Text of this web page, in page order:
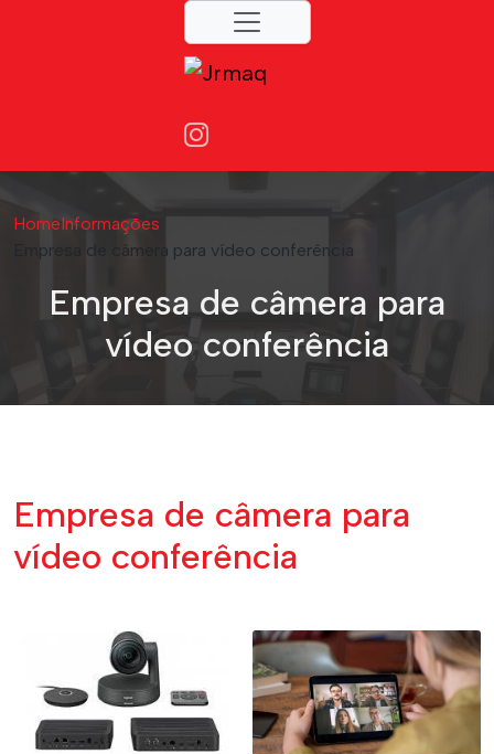
HomeInformações
Empresa de câmera para vídeo conferência
Empresa de câmera para
vídeo conferência
Empresa de câmera para
vídeo conferência